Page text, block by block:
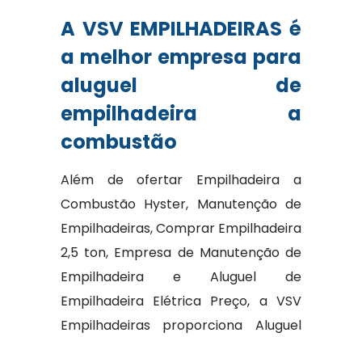
A VSV EMPILHADEIRAS é
a melhor empresa para
aluguel de
empilhadeira a
combustão
Além de ofertar Empilhadeira a
Combustão Hyster, Manutenção de
Empilhadeiras, Comprar Empilhadeira
2,5 ton, Empresa de Manutenção de
Empilhadeira e Aluguel de
Empilhadeira Elétrica Preço, a VSV
Empilhadeiras proporciona Aluguel